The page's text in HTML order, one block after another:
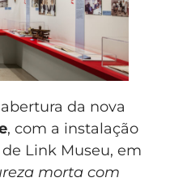
da nova
, com a instalação
de Link Museu, em
morta com